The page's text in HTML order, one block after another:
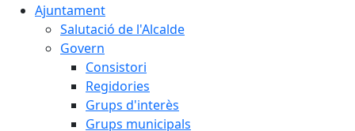
Ajuntament
Salutació de l'Alcalde
Govern
Consistori
Regidories
Grups d'interès
Grups municipals